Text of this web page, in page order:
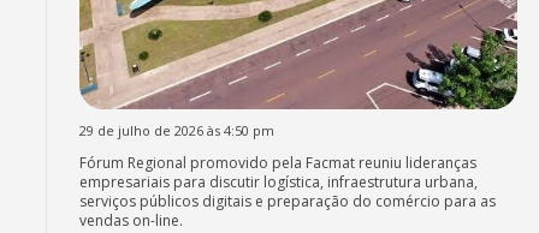
29 de julho de 2026 às 4:50 pm
Fórum Regional promovido pela Facmat reuniu lideranças
empresariais para discutir logística, infraestrutura urbana,
serviços públicos digitais e preparação do comércio para as
vendas on-line.